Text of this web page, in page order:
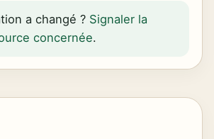
a changé ? Signaler la
concernée.